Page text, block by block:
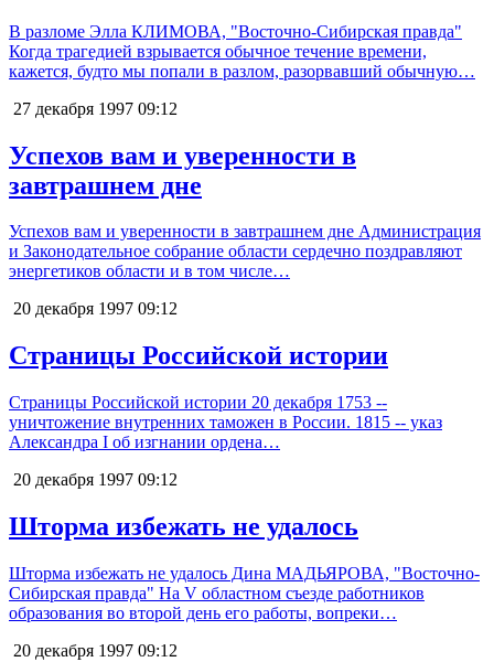
В разломе Элла КЛИМОВА, "Восточно-Сибирская правда"
Когда трагедией взрывается обычное течение времени,
кажется, будто мы попали в разлом, разорвавший обычную…
27 декабря 1997 09:12
Успехов вам и уверенности в
завтрашнем дне
Успехов вам и уверенности в завтрашнем дне Администрация
и Законодательное собрание области сердечно поздравляют
энергетиков области и в том числе…
20 декабря 1997 09:12
Страницы Российской истории
Страницы Российской истории 20 декабря 1753 --
уничтожение внутренних таможен в России. 1815 -- указ
Александра I об изгнании ордена…
20 декабря 1997 09:12
Шторма избежать не удалось
Шторма избежать не удалось Дина МАДЬЯРОВА, "Восточно-
Сибирская правда" На V областном съезде работников
образования во второй день его работы, вопреки…
20 декабря 1997 09:12